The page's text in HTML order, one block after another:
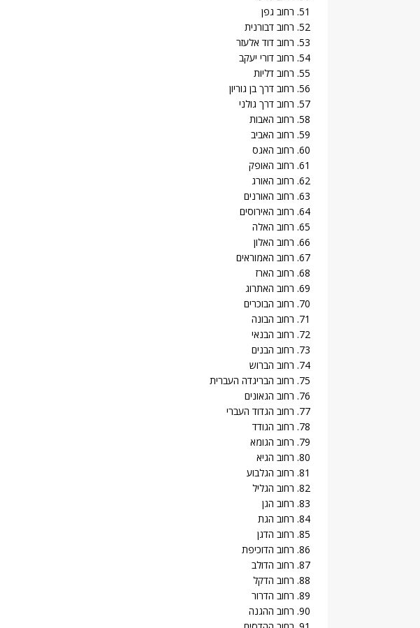
51. רחוב גפן
52. רחוב דבורנית
53. רחוב דוד אלעזר
54. רחוב דורי יעקב
55. רחוב דליות
56. רחוב דרך בן גוריון
57. רחוב דרך גולני
58. רחוב האבות
59. רחוב האביב
60. רחוב האגס
61. רחוב האופק
62. רחוב האורג
63. רחוב האורנים
64. רחוב האירוסים
65. רחוב האלה
66. רחוב האלון
67. רחוב האמוראים
68. רחוב הארז
69. רחוב האתרוג
70. רחוב הבוכרים
71. רחוב הבונה
72. רחוב הבנאי
73. רחוב הבנים
74. רחוב הברוש
75. רחוב הבריגדה העברית
76. רחוב הגאונים
77. רחוב הגדוד העברי
78. רחוב הגודד
79. רחוב הגומא
80. רחוב הגיא
81. רחוב הגלבוע
82. רחוב הגליל
83. רחוב הגן
84. רחוב הגת
85. רחוב הדגן
86. רחוב הדוכיפת
87. רחוב הדולב
88. רחוב הדקל
89. רחוב הדרור
90. רחוב ההגנה